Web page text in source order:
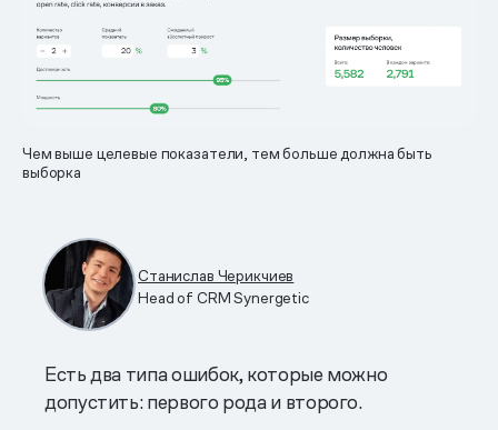
Чем выше целевые показатели, тем больше должна быть
выборка
Станислав Черикчиев
Head of CRM Synergetic
Есть два типа ошибок, которые можно
допустить: первого рода и второго.